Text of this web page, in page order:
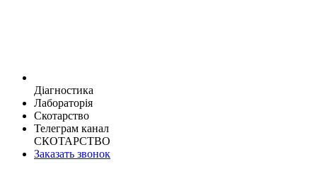
Діагностика
Лабораторія
Скотарство
Телеграм канал
СКОТАРСТВО
Заказать звонок